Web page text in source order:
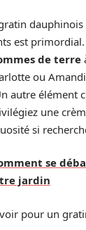
est
de terre
ou
autre élément
une
si
se
jardin
pour un